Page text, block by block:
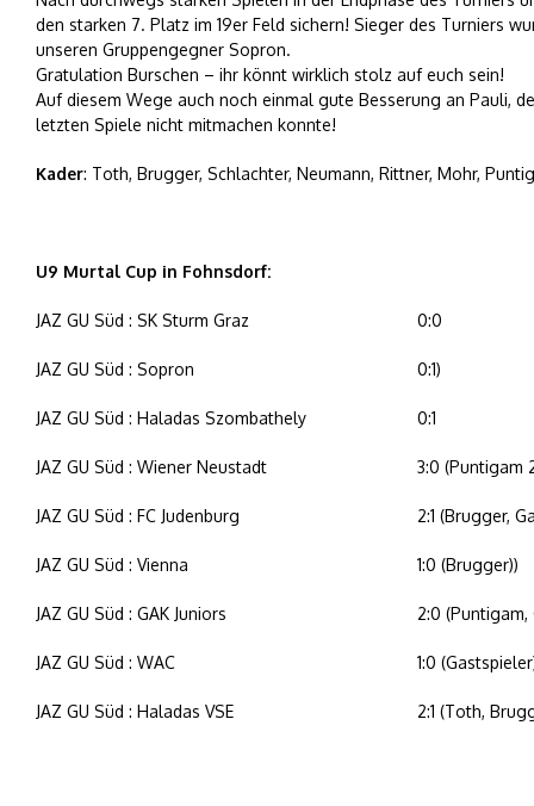
den starken 7. Platz im 19er Feld sichern! Sieger des Turniers
unseren Gruppengegner Sopron.
Gratulation Burschen – ihr könnt wirklich stolz auf euch sein!
Auf diesem Wege auch noch einmal gute Besserung an Pauli,
letzten Spiele nicht mitmachen konnte!
Kader: Toth, Brugger, Schlachter, Neumann, Rittner, Mohr,
U9 Murtal Cup in Fohnsdorf:
JAZ GU Süd : SK Sturm Graz 0:0
JAZ GU Süd : Sopron 0:1)
JAZ GU Süd : Haladas Szombathely 0:1
JAZ GU Süd : Wiener Neustadt 3:0 (Puntigam
JAZ GU Süd : FC Judenburg 2:1 (Brugger,
JAZ GU Süd : Vienna 1:0 (Brugger))
JAZ GU Süd : GAK Juniors 2:0 (Puntigam,
JAZ GU Süd : WAC 1:0
JAZ GU Süd : Haladas VSE 2:1 (Toth,